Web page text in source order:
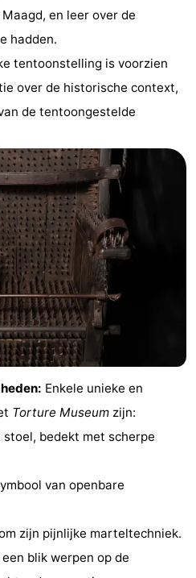
en leer over de
hadden.
tentoonstelling is voorzien
over de historische context,
de tentoongestelde
Enkele unieke en
Torture Museum zijn:
bedekt met scherpe
van openbare
zijn pijnlijke marteltechniek.
blik werpen op de